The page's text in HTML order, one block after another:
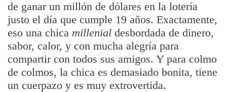
de ganar un millón de dólares en la lotería
justo el día que cumple 19 años. Exactamente,
eso una chica millenial desbordada de dinero,
sabor, calor, y con mucha alegría para
compartir con todos sus amigos. Y para colmo
de colmos, la chica es demasiado bonita, tiene
un cuerpazo y es muy extrovertida.